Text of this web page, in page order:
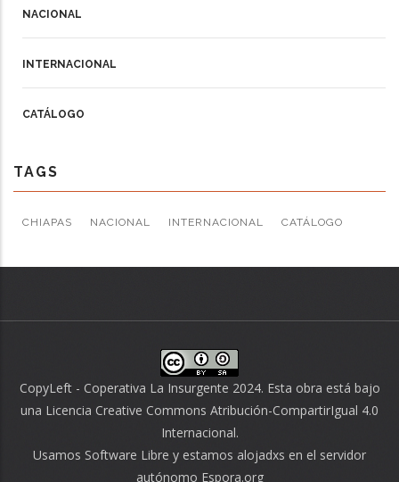
NACIONAL
INTERNACIONAL
CATÁLOGO
TAGS
CHIAPAS NACIONAL INTERNACIONAL CATÁLOGO
CopyLeft - Coperativa La Insurgente 2024. Esta obra está bajo
una Licencia Creative Commons Atribución-CompartirIgual 4.0
Internacional.
Usamos Software Libre y estamos alojadxs en el servidor
autónomo Espora.org